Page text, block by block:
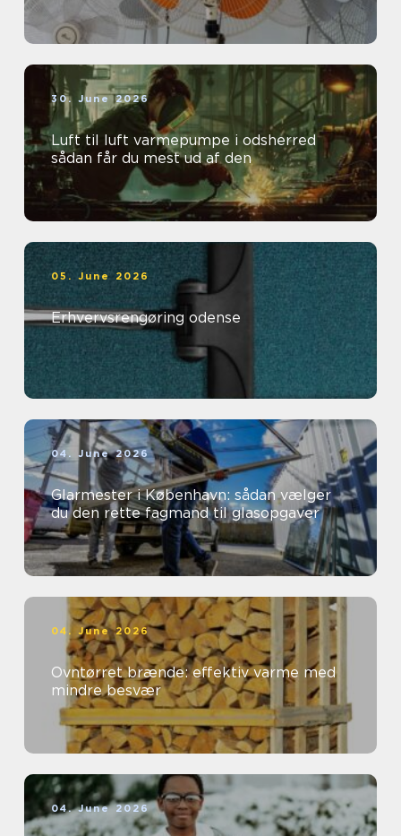
30. June 2026
Luft til luft varmepumpe i odsherred
sådan får du mest ud af den
05. June 2026
Erhvervsrengøring odense
04. June 2026
Glarmester i København: sådan vælger
du den rette fagmand til glasopgaver
04. June 2026
Ovntørret brænde: effektiv varme med
mindre besvær
04. June 2026